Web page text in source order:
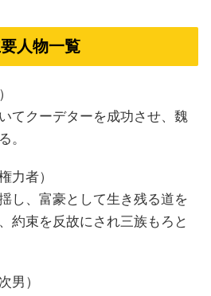
人物一覧
てクーデターを成功させ、魏
。
力者）
し、富豪として生き残る道を
約束を反故にされ三族もろと
男）